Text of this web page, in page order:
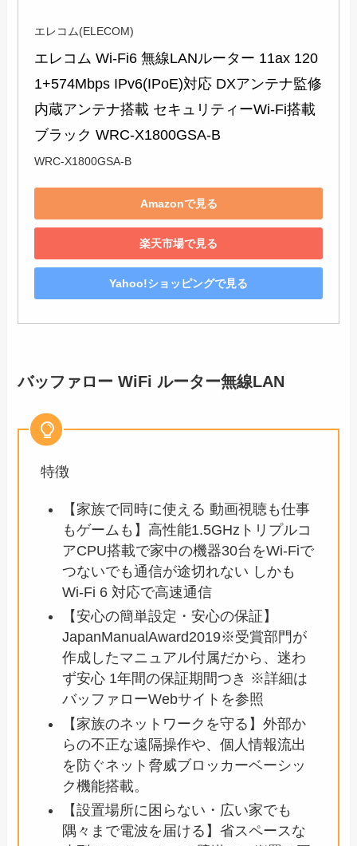
エレコム(ELECOM)
エレコム Wi-Fi6 無線LANルーター 11ax 120
1+574Mbps IPv6(IPoE)対応 DXアンテナ監修
内蔵アンテナ搭載 セキュリティーWi-Fi搭載
ブラック WRC-X1800GSA-B
WRC-X1800GSA-B
Amazonで見る
楽天市場で見る
Yahoo!ショッピングで見る
バッファロー WiFi ルーター無線LAN
特徴
【家族で同時に使える 動画視聴も仕事
もゲームも】高性能1.5GHzトリプルコ
アCPU搭載で家中の機器30台をWi-Fiで
つないでも通信が途切れない しかも
Wi-Fi 6 対応で高速通信
【安心の簡単設定・安心の保証】
JapanManualAward2019※受賞部門が
作成したマニュアル付属だから、迷わ
ず安心 1年間の保証期間つき ※詳細は
バッファローWebサイトを参照
【家族のネットワークを守る】外部か
らの不正な遠隔操作や、個人情報流出
を防ぐネット脅威ブロッカーベーシッ
ク機能搭載。
【設置場所に困らない・広い家でも
隅々まで電波を届ける】省スペースな